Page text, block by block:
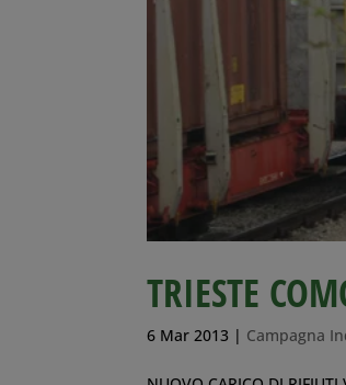
TRIESTE
6 Mar 2013 | Campagna